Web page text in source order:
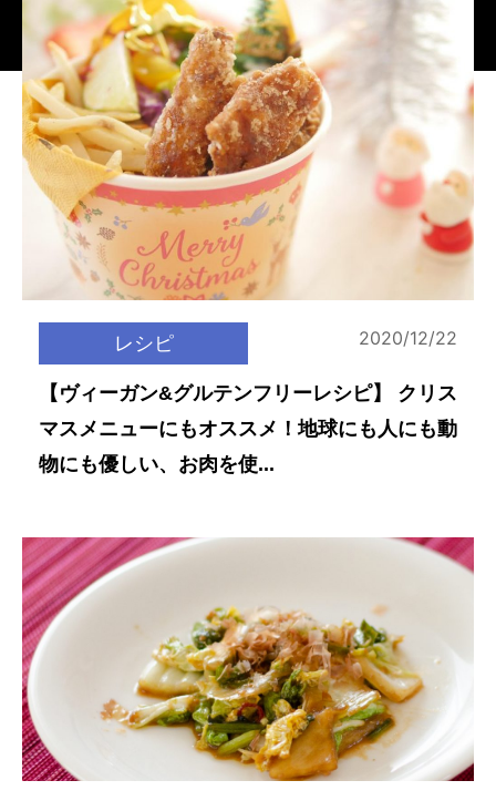
レシピ 2020/12/22
【ヴィーガン&グルテンフリーレシピ】 クリス
マスメニューにもオススメ！地球にも人にも動
物にも優しい、お肉を使...